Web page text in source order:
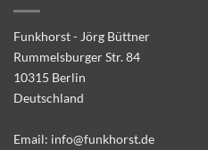
Funkhorst - Jörg Büttner
Rummelsburger Str. 84
10315 Berlin
Deutschland
Email: info@funkhorst.de